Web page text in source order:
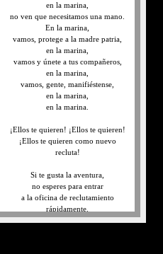
en la marina,
no ven que necesitamos una mano.
En la marina,
vamos, protege a la madre patria,
en la marina,
vamos y únete a tus compañeros,
en la marina,
vamos, gente, manifiéstense,
en la marina,
en la marina.
¡Ellos te quieren! ¡Ellos te quieren!
¡Ellos te quieren como nuevo
recluta!
Si te gusta la aventura,
no esperes para entrar
a la oficina de reclutamiento
rápidamente.
No lo dudes,